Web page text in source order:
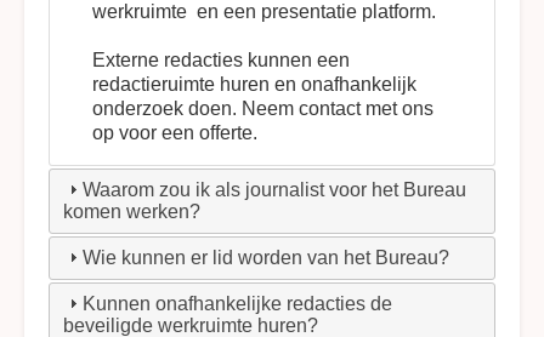
werkruimte en een presentatie platform.
Externe redacties kunnen een
redactieruimte huren en onafhankelijk
onderzoek doen. Neemcontactmet ons
op voor een offerte.
Waarom zou ik als journalist voor het Bureau
komen werken?
Wie kunnen er lid worden van het Bureau?
Kunnen onafhankelijke redacties de
beveiligde werkruimte huren?